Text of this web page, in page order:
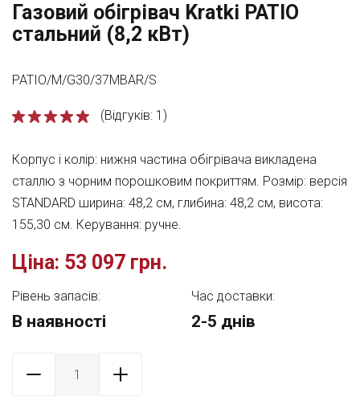
Газовий обігрівач Kratki PATIO
стальний (8,2 кВт)
PATIO/M/G30/37MBAR/S
(Відгуків: 1)
Корпус і колір: нижня частина обігрівача викладена
сталлю з чорним порошковим покриттям. Розмір: версія
STANDARD ширина: 48,2 см, глибина: 48,2 см, висота:
155,30 см. Керування: ручне.
Ціна: 53 097 грн.
Рівень запасів:
В наявності
Час доставки:
2-5 днів